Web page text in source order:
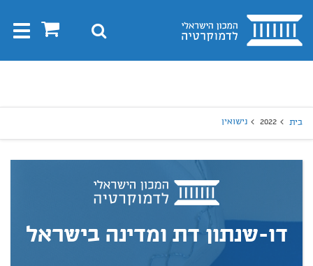
בית 0 חיפוש
בית 2022 נישואין
דו-שנתון דת ומדינה בישראל